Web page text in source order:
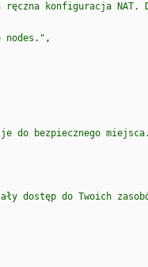
NAT. DZIAŁA
nodes." ,
do bezpiecznego
dostęp do Twoich